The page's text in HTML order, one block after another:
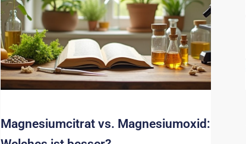
Magnesiumcitrat vs. Magnesiumoxid: